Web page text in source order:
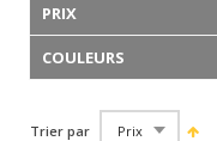
PRIX
COULEURS
Trier par